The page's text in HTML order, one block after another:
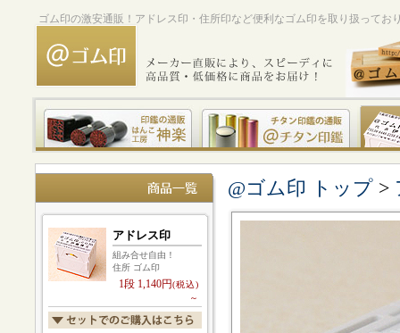
ゴム印の激安通販！アドレス印・住所印など便利なゴム印を取り扱ってお
アドレス印
組み合せ自由！
住所 ゴム印
1段 1,140円(税込)
～
@ゴム印 トップ >